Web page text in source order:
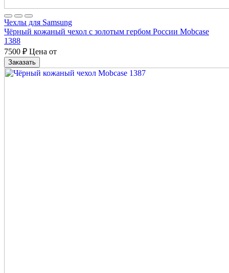
Чехлы для Samsung
Чёрный кожаный чехол с золотым гербом России Mobcase
1388
7500 ₽ Цена от
Заказать